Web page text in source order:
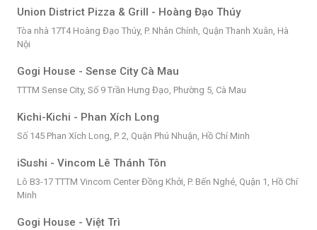
Union District Pizza & Grill - Hoàng Đạo Thúy
Tòa nhà 17T4 Hoàng Đạo Thúy, P. Nhân Chính, Quận Thanh Xuân, Hà
Nội
Gogi House - Sense City Cà Mau
TTTM Sense City, Số 9 Trần Hưng Đạo, Phường 5, Cà Mau
Kichi-Kichi - Phan Xích Long
Số 145 Phan Xích Long, P. 2, Quận Phú Nhuận, Hồ Chí Minh
iSushi - Vincom Lê Thánh Tôn
Lô B3-17 TTTM Vincom Center Đồng Khởi, P. Bến Nghé, Quận 1, Hồ Chí
Minh
Gogi House - Việt Trì